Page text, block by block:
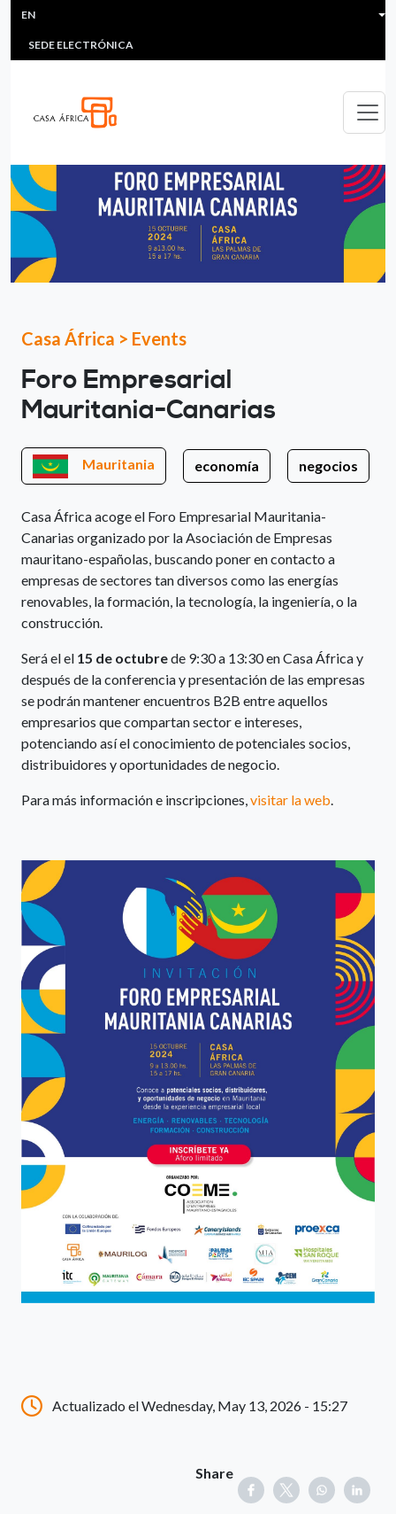
Skip to main content
HEADER MENU
MULTIMEDIA
SEDE ELECTRÓNICA
EN
Casa África > Events
Foro Empresarial
Mauritania-Canarias
Mauritania economía negocios
Casa África acoge el Foro Empresarial Mauritania-
Canarias organizado por la Asociación de Empresas
mauritano-españolas, buscando poner en contacto a
empresas de sectores tan diversos como las energías
renovables, la formación, la tecnología, la ingeniería, o la
construcción.
Será el el 15 de octubrede 9:30 a 13:30 en Casa África y
después de la conferencia y presentación de las empresas
se podrán mantener encuentros B2B entre aquellos
empresarios que compartan sector e intereses,
potenciando así el conocimiento de potenciales socios,
distribuidores y oportunidades de negocio.
Para más información e inscripciones, visitar la web
Actualizado el Wednesday, May 13, 2026 - 15:27
Share